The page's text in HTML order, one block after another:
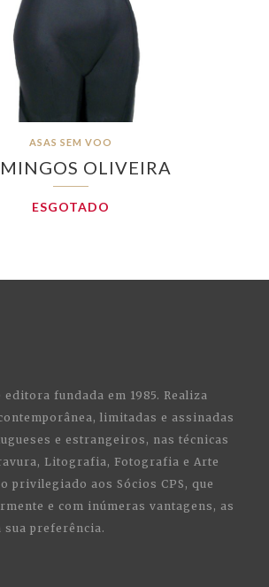
ASAS SEM VOO
OLIVEIRA
ESGOTADO
editora fundada em 1985. Realiza
limitadas e assinadas
e estrangeiros, nas técnicas
Litografia, Fotografia e Arte
privilegiado aos Sócios CPS, que
e com inúmeras vantagens, as
sua preferência.